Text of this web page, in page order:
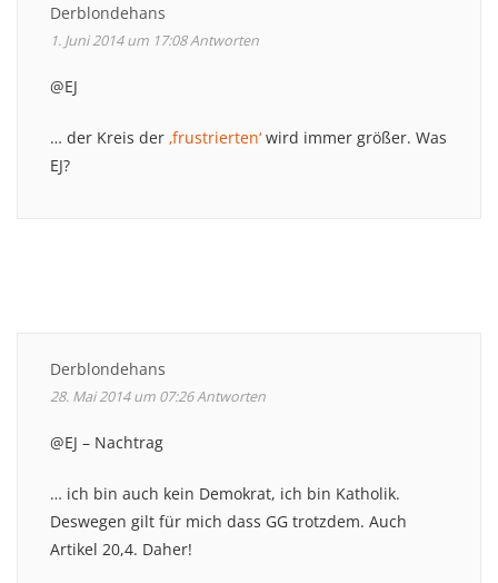
Derblondehans
1. Juni 2014 um 17:08Antworten
@EJ
… der Kreis der ‚frustrierten‘ wird immer größer. Was
EJ?
Derblondehans
28. Mai 2014 um 07:26Antworten
@EJ – Nachtrag
… ich bin auch kein Demokrat, ich bin Katholik.
Deswegen gilt für mich dass GG trotzdem. Auch
Artikel 20,4. Daher!